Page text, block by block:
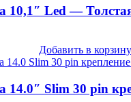
10,1″ Led —
Добавить в корзину
14.0″ Slim 30 pin